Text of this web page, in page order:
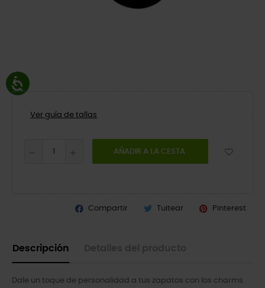
Ver guía de tallas
AÑADIR A LA CESTA
Compartir Tuitear Pinterest
Descripción
Dale un toque de personalidad a tus zapatos con los charms